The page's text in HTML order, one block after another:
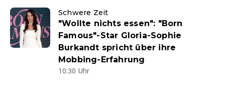
Schwere Zeit
"Wollte nichts essen": "Born
Famous"-Star Gloria-Sophie
Burkandt spricht über ihre
Mobbing-Erfahrung
10:30 Uhr